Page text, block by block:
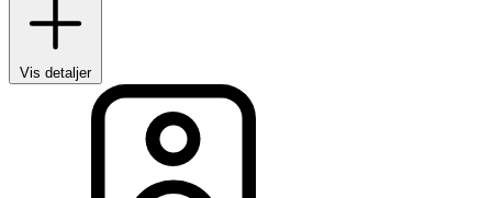
Vis detaljer